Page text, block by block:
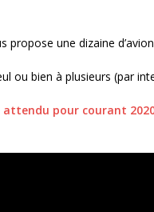
propose une dizaine
ou bien à plusieurs (par
attendu pour courant